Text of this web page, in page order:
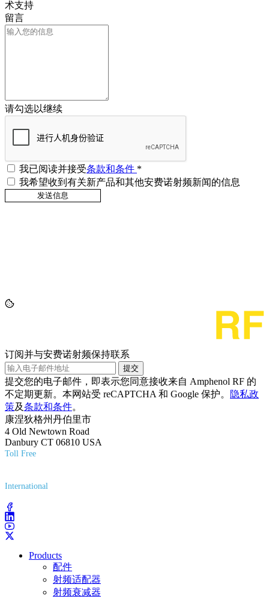
术支持
留言
请勾选以继续
我已阅读并接受条款和条件 *
我希望收到有关新产品和其他安费诺射频新闻的信息
订阅并与安费诺射频保持联系
提交
提交您的电子邮件，即表示您同意接收来自 Amphenol RF 的
不定期更新。本网站受 reCAPTCHA 和 Google 保护。
隐私政
策及条款和条件。
康涅狄格州丹伯里市
4 Old Newtown Road
Danbury CT 06810 USA
Toll Free
International
Products
配件
射频适配器
射频衰减器